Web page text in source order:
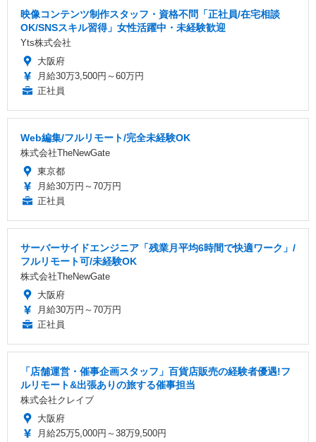
映像コンテンツ制作スタッフ・資格不問「正社員/在宅相談
OK/SNSスキル習得」女性活躍中・未経験歓迎
Yts株式会社
大阪府
月給30万3,500円～60万円
正社員
Web編集/フルリモート/完全未経験OK
株式会社TheNewGate
東京都
月給30万円～70万円
正社員
サーバーサイドエンジニア「残業月平均6時間で快適ワーク」/
フルリモート可/未経験OK
株式会社TheNewGate
大阪府
月給30万円～70万円
正社員
「店舗運営・催事企画スタッフ」百貨店販売の経験者優遇!フ
ルリモート&出張ありの旅する催事担当
株式会社クレイブ
大阪府
月給25万5,000円～38万9,500円